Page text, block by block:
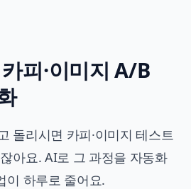
피·이미지 A/B
돌리시면 카피·이미지 테스트
아요. AI로 그 과정을 자동화
이 하루로 줄어요.